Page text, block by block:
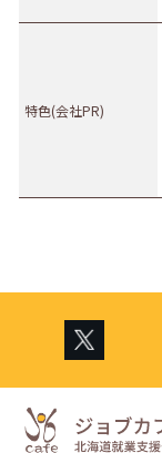
特色(会社PR)